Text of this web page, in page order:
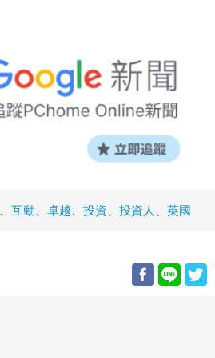
互動 卓越 投資 投資人 英國